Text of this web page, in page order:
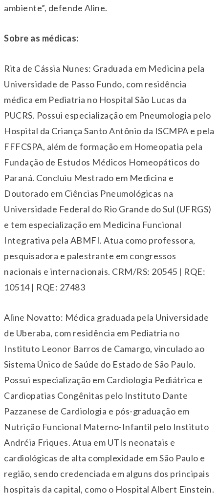
ambiente”, defende Aline.
Sobre as médicas:
Rita de Cássia Nunes: Graduada em Medicina pela
Universidade de Passo Fundo, com residência
médica em Pediatria no Hospital São Lucas da
PUCRS. Possui especialização em Pneumologia pelo
Hospital da Criança Santo Antônio da ISCMPA e pela
FFFCSPA, além de formação em Homeopatia pela
Fundação de Estudos Médicos Homeopáticos do
Paraná. Concluiu Mestrado em Medicina e
Doutorado em Ciências Pneumológicas na
Universidade Federal do Rio Grande do Sul (UFRGS)
e tem especialização em Medicina Funcional
Integrativa pela ABMFI. Atua como professora,
pesquisadora e palestrante em congressos
nacionais e internacionais. CRM/RS: 20545 | RQE:
10514 | RQE: 27483
Aline Novatto: Médica graduada pela Universidade
de Uberaba, com residência em Pediatria no
Instituto Leonor Barros de Camargo, vinculado ao
Sistema Único de Saúde do Estado de São Paulo.
Possui especialização em Cardiologia Pediátrica e
Cardiopatias Congênitas pelo Instituto Dante
Pazzanese de Cardiologia e pós-graduação em
Nutrição Funcional Materno-Infantil pelo Instituto
Andréia Friques. Atua em UTIs neonatais e
cardiológicas de alta complexidade em São Paulo e
região, sendo credenciada em alguns dos principais
hospitais da capital, como o Hospital Albert Einstein.